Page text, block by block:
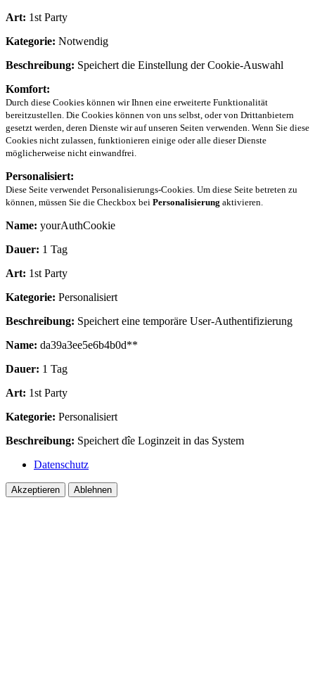
Art: 1st Party
Kategorie: Notwendig
Beschreibung: Speichert die Einstellung der Cookie-Auswahl
Komfort:
Durch diese Cookies können wir Ihnen eine erweiterte Funktionalität
bereitzustellen. Die Cookies können von uns selbst, oder von Drittanbietern
gesetzt werden, deren Dienste wir auf unseren Seiten verwenden. Wenn Sie diese
Cookies nicht zulassen, funktionieren einige oder alle dieser Dienste
möglicherweise nicht einwandfrei.
Personalisiert:
Diese Seite verwendet Personalisierungs-Cookies. Um diese Seite betreten zu
können, müssen Sie die Checkbox bei Personalisierung aktivieren.
Name: yourAuthCookie
Dauer: 1 Tag
Art: 1st Party
Kategorie: Personalisiert
Beschreibung: Speichert eine temporäre User-Authentifizierung
Name: da39a3ee5e6b4b0d**
Dauer: 1 Tag
Art: 1st Party
Kategorie: Personalisiert
Beschreibung: Speichert dîe Loginzeit in das System
Datenschutz
Akzeptieren Ablehnen